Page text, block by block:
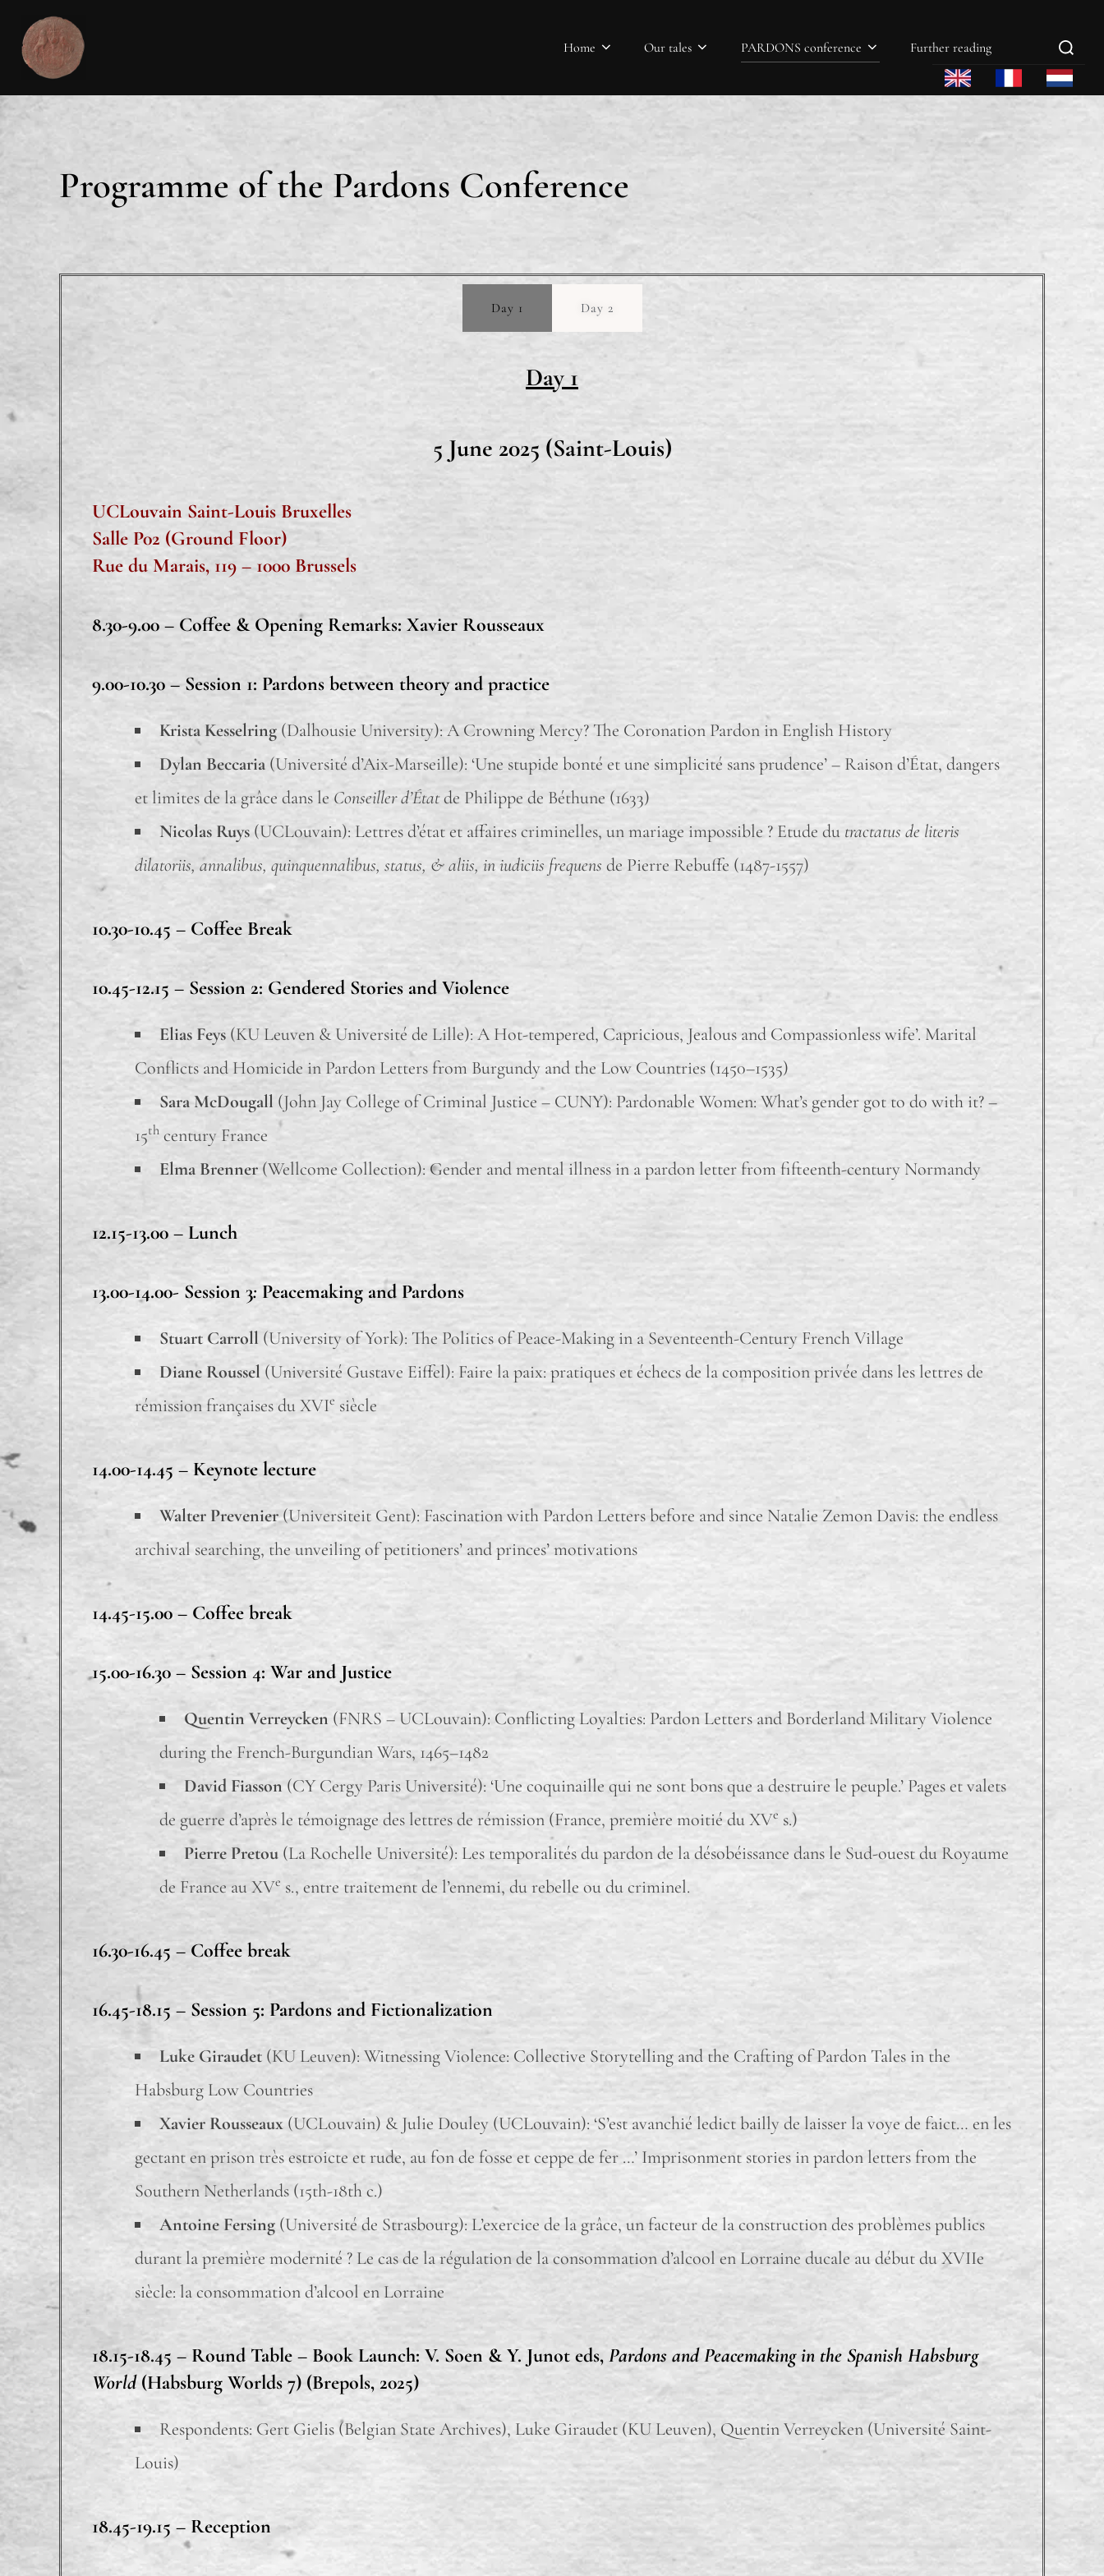
Home Our tales PARDONS conference Further reading
Programme of the Pardons Conference
Day 1 Day 2
Day 1
5 June 2025 (Saint-Louis)
UCLouvain Saint-Louis Bruxelles
Salle P02 (Ground Floor)
Rue du Marais, 119 – 1000 Brussels
8.30-9.00 – Coffee & Opening Remarks: Xavier Rousseaux
9.00-10.30 – Session 1: Pardons between theory and practice
Krista Kesselring (Dalhousie University): A Crowning Mercy? The Coronation Pardon in English History
Dylan Beccaria (Université d’Aix-Marseille): ‘Une stupide bonté et une simplicité sans prudence’ – Raison d’État, dangers
et limites de la grâce dans le Conseiller d’Étatde Philippe de Béthune (1633)
Nicolas Ruys (UCLouvain): Lettres d’état et affaires criminelles, un mariage impossible ? Etude du tractatus de literis
dilatoriis, annalibus, quinquennalibus, status, & aliis, in iudiciis frequens de Pierre Rebuffe (1487-1557)
10.30-10.45 – Coffee Break
10.45-12.15 – Session 2: Gendered Stories and Violence
Elias Feys (KU Leuven & Université de Lille): A Hot-tempered, Capricious, Jealous and Compassionless wife’. Marital
Conflicts and Homicide in Pardon Letters from Burgundy and the Low Countries (1450–1535)
Sara McDougall (John Jay College of Criminal Justice – CUNY): Pardonable Women: What’s gender got to do with it? –
15th century France
Elma Brenner (Wellcome Collection): Gender and mental illness in a pardon letter from fifteenth-century Normandy
12.15-13.00 – Lunch
13.00-14.00- Session 3: Peacemaking and Pardons
Stuart Carroll (University of York): The Politics of Peace-Making in a Seventeenth-Century French Village
Diane Roussel (Université Gustave Eiffel): Faire la paix: pratiques et échecs de la composition privée dans les lettres de
rémission françaises du XVIe siècle
14.00-14.45 – Keynote lecture
Walter Prevenier(Universiteit Gent): Fascination with Pardon Letters before and since Natalie Zemon Davis: the endless
archival searching, the unveiling of petitioners’ and princes’ motivations
14.45-15.00 – Coffee break
15.00-16.30 – Session 4: War and Justice
Quentin Verreycken (FNRS – UCLouvain): Conflicting Loyalties: Pardon Letters and Borderland Military Violence
during the French-Burgundian Wars, 1465–1482
David Fiasson(CY Cergy Paris Université): ‘Une coquinaille qui ne sont bons que a destruire le peuple.’ Pages et valets
de guerre d’après le témoignage des lettres de rémission (France, première moitié du XVe s.)
Pierre Pretou (La Rochelle Université): Les temporalités du pardon de la désobéissance dans le Sud-ouest du Royaume
de France au XVe s., entre traitement de l’ennemi, du rebelle ou du criminel.
16.30-16.45 – Coffee break
16.45-18.15 – Session 5: Pardons and Fictionalization
Luke Giraudet (KU Leuven): Witnessing Violence: Collective Storytelling and the Crafting of Pardon Tales in the
Habsburg Low Countries
Xavier Rousseaux(UCLouvain) & Julie Douley (UCLouvain): ‘S’est avanchié ledict bailly de laisser la voye de faict… en les
gectant en prison très estroicte et rude, au fon de fosse et ceppe de fer …’ Imprisonment stories in pardon letters from the
Southern Netherlands (15th-18th c.)
Antoine Fersing (Université de Strasbourg): L’exercice de la grâce, un facteur de la construction des problèmes publics
durant la première modernité ? Le cas de la régulation de la consommation d’alcool en Lorraine ducale au début du XVIIe
siècle: la consommation d’alcool en Lorraine
18.15-18.45 – Round Table – Book Launch: V. Soen & Y. Junot eds, Pardons and Peacemaking in the Spanish Habsburg
World(Habsburg Worlds 7) (Brepols, 2025)
Respondents: Gert Gielis (Belgian State Archives), Luke Giraudet (KU Leuven), Quentin Verreycken (Université Saint-
Louis)
18.45-19.15 – Reception